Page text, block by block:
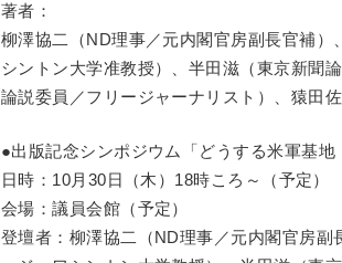
著者：
柳澤協二（ND理事／元内閣官房副長官補
シントン大学准教授）、半田滋（東京新聞
論説委員／フリージャーナリスト）、猿田
●出版記念シンポジウム「どうする米軍基
日時：10月30日（木）18時ころ～（予定）
会場：議員会館（予定）
登壇者：柳澤協二（ND理事／元内閣官房